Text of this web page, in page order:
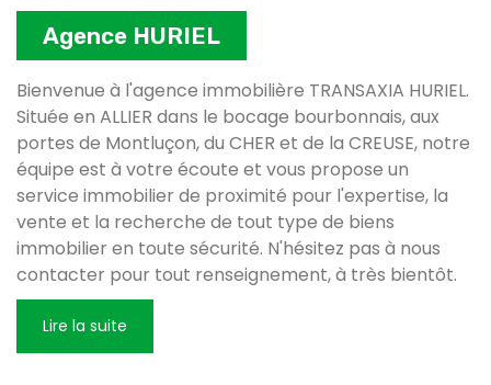
Agence HURIEL
Bienvenue à l'agence immobilière TRANSAXIA HURIEL.
Située en ALLIER dans le bocage bourbonnais, aux
portes de Montluçon, du CHER et de la CREUSE, notre
équipe est à votre écoute et vous propose un
service immobilier de proximité pour l'expertise, la
vente et la recherche de tout type de biens
immobilier en toute sécurité. N'hésitez pas à nous
contacter pour tout renseignement, à très bientôt.